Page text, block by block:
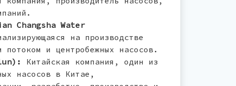
Changsha Water
на производстве
потоком и центробежных насосов.
Китайская компания, один из
насосов в Китае,